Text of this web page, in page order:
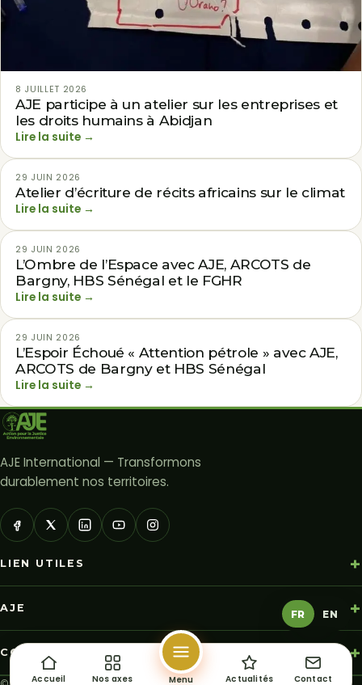
8 JUILLET 2026
AJE participe à un atelier sur les entreprises et
les droits humains à Abidjan
Lire la suite →
ACTUALITÉS
29 JUIN 2026
Atelier d’écriture de récits africains sur le climat
Lire la suite →
ACTUALITÉS
29 JUIN 2026
L’Ombre de l’Espace avec AJE, ARCOTS de
Bargny, HBS Sénégal et le FGHR
Lire la suite →
ACTUALITÉS
29 JUIN 2026
L’Espoir Échoué « Attention pétrole » avec AJE,
ARCOTS de Bargny et HBS Sénégal
Lire la suite →
AJE International — Transformons
durablement nos territoires.
LIEN UTILES
Ressources
Actualités
AJE
A propos
Mediatheque
CONTACT
Accueil Nos axes Menu Actualités Contact
FR EN